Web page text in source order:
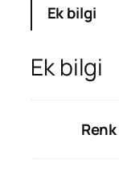
Ek bilgi
Ek bilgi
Renk